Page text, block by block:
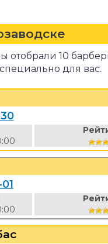
отобрали 10
для вас.